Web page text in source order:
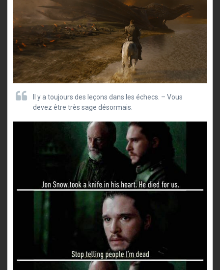
Il y a toujours des leçons dans les échecs. – Vous
devez être très sage désormais.